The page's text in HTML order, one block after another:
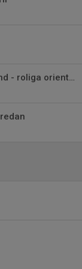
Västergötlands orienteringsförbund - roliga orienteringsaktiviteter!